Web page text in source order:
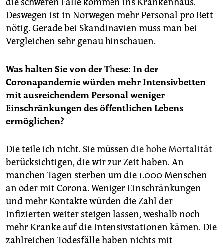
die schweren Fälle kommen ins Krankenhaus.
Deswegen ist in Norwegen mehr Personal pro Bett
nötig. Gerade bei Skandinavien muss man bei
Vergleichen sehr genau hinschauen.
Was halten Sie von der These: In der
Coronapandemie würden mehr Intensivbetten
mit ausreichendem Personal weniger
Einschränkungen des öffentlichen Lebens
ermöglichen?
Die teile ich nicht. Sie müssen die hohe Mortalität
berücksichtigen, die wir zur Zeit haben. An
manchen Tagen sterben um die 1.000 Menschen
an oder mit Corona. Weniger Einschränkungen
und mehr Kontakte würden die Zahl der
Infizierten weiter steigen lassen, weshalb noch
mehr Kranke auf die Intensivstationen kämen. Die
zahlreichen Todesfälle haben nichts mit